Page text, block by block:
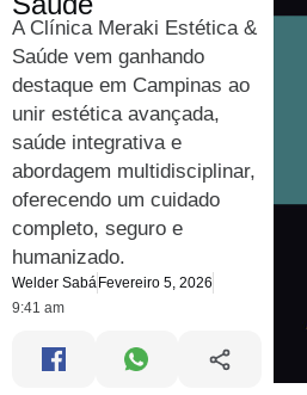
A Clínica Meraki Estética &
Saúde vem ganhando
destaque em Campinas ao
unir estética avançada,
saúde integrativa e
abordagem multidisciplinar,
oferecendo um cuidado
completo, seguro e
humanizado.
Welder Sabá Fevereiro 5, 2026
9:41 am